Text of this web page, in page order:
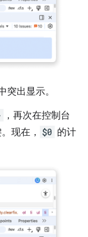
出显示。
，再次在控制台
现在， $0 的计